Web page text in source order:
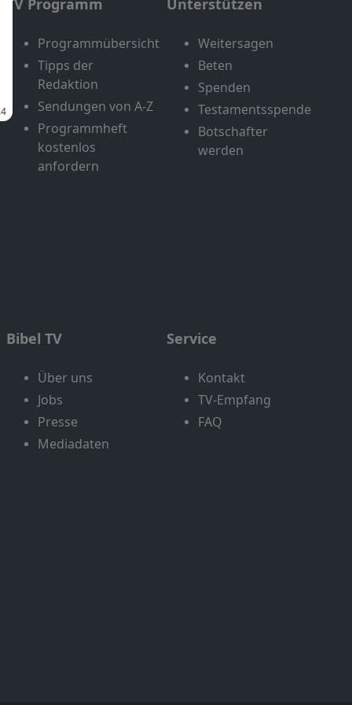
TV Programm
Programmübersicht
Tipps der
Redaktion
Sendungen von A-Z
Programmheft
kostenlos
anfordern
Unterstützen
Weitersagen
Beten
Spenden
Testamentsspende
Botschafter
werden
Bibel TV
Über uns
Jobs
Presse
Mediadaten
Service
Kontakt
TV-Empfang
FAQ